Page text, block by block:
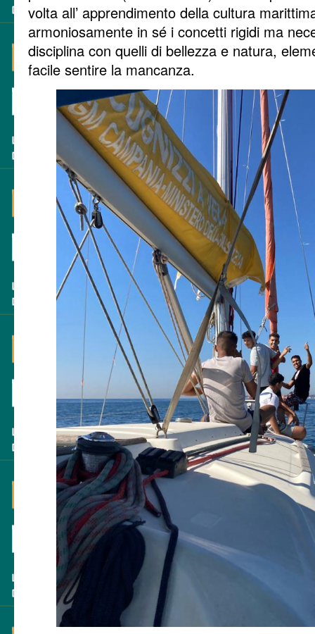
volta all’ apprendimento della cultura
armoniosamente in sé i concetti rigidi ma
disciplina con quelli di bellezza e natura,
facile sentire la mancanza.